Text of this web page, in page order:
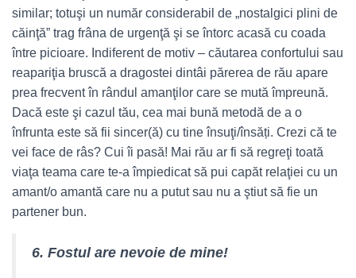
similar; totuşi un număr considerabil de „nostalgici plini de
căinţă” trag frâna de urgenţă şi se întorc acasă cu coada
între picioare. Indiferent de motiv – căutarea confortului sau
reapariţia bruscă a dragostei dintâi părerea de rău apare
prea frecvent în rândul amanţilor care se mută împreună.
Dacă este şi cazul tău, cea mai bună metodă de a o
înfrunta este să fii sincer(ă) cu tine însuţi/însăți. Crezi că te
vei face de râs? Cui îi pasă! Mai rău ar fi să regreţi toată
viaţa teama care te-a împiedicat să pui capăt relaţiei cu un
amant/o amantă care nu a putut sau nu a ştiut să fie un
partener bun.
6. Fostul are nevoie de mine!